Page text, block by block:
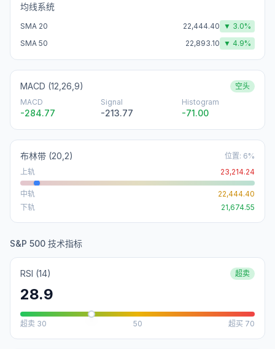
均线系统
SMA 20 22,444.40 ▼ 3.0%
SMA 50
22,893.10 ▼ 4.9%
MACD (12,26,9)
空头
MACD
-284.77
Signal
-213.77
Histogram
-71.00
布林带 (20,2) 位置: 6%
上轨
23,214.24
中轨
22,444.40
下轨
21,674.55
S&P 500 技术指标
RSI (14) 超卖
28.9
超卖 30 50 超买 70